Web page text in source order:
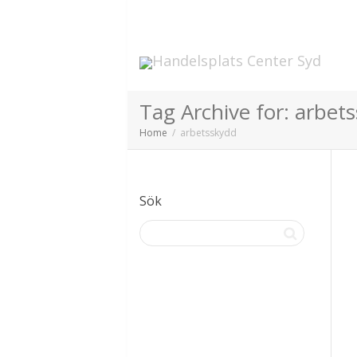
Tag Archive for:
Home arbetsskydd
Sök